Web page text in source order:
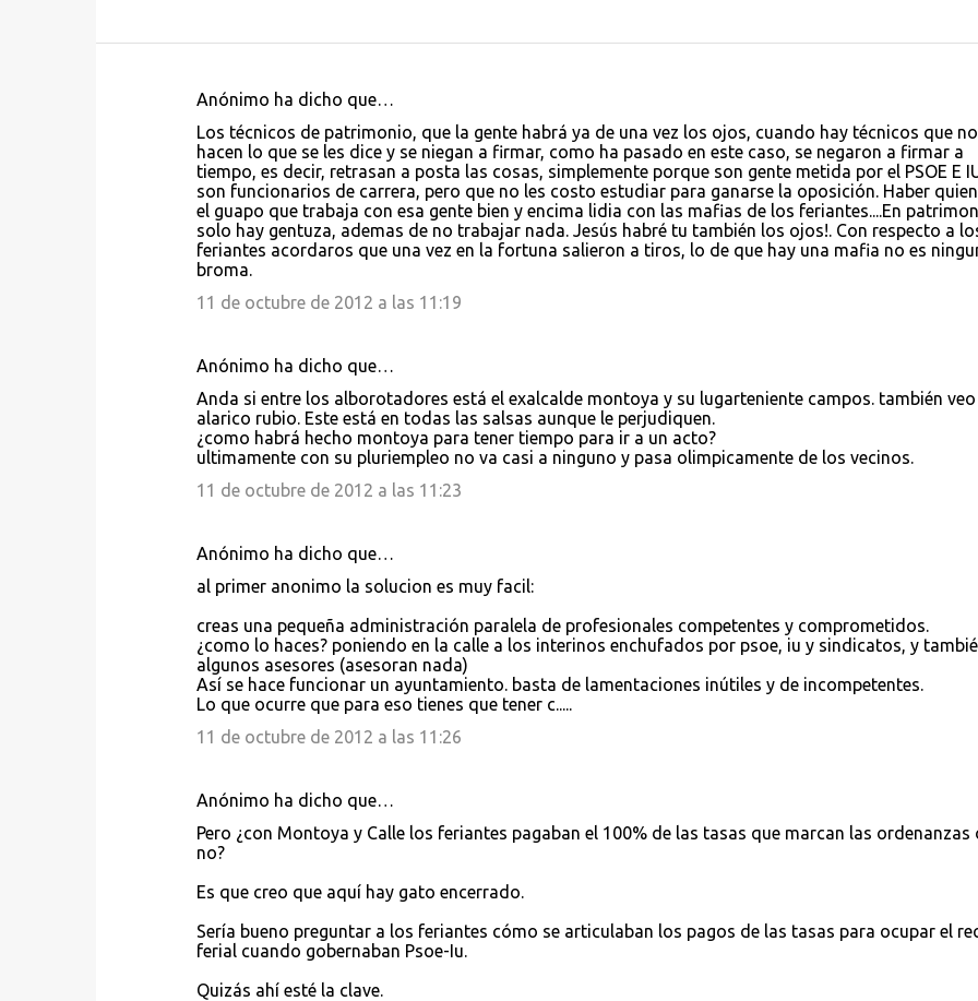
Anónimo ha dicho que…
Los técnicos de patrimonio, que la gente habrá ya de una vez los ojos, cuando hay técnicos que no
hacen lo que se les dice y se niegan a firmar, como ha pasado en este caso, se negaron a firmar a
tiempo, es decir, retrasan a posta las cosas, simplemente porque son gente metida por el PSOE E
son funcionarios de carrera, pero que no les costo estudiar para ganarse la oposición. Haber
el guapo que trabaja con esa gente bien y encima lidia con las mafias de los feriantes....En
solo hay gentuza, ademas de no trabajar nada. Jesús habré tu también los ojos!. Con respecto a
feriantes acordaros que una vez en la fortuna salieron a tiros, lo de que hay una mafia no es
broma.
11 de octubre de 2012 a las 11:19
Anónimo ha dicho que…
Anda si entre los alborotadores está el exalcalde montoya y su lugarteniente campos. también veo
alarico rubio. Este está en todas las salsas aunque le perjudiquen.
¿como habrá hecho montoya para tener tiempo para ir a un acto?
ultimamente con su pluriempleo no va casi a ninguno y pasa olimpicamente de los vecinos.
11 de octubre de 2012 a las 11:23
Anónimo ha dicho que…
al primer anonimo la solucion es muy facil:
creas una pequeña administración paralela de profesionales competentes y comprometidos.
¿como lo haces? poniendo en la calle a los interinos enchufados por psoe, iu y sindicatos, y
algunos asesores (asesoran nada)
Así se hace funcionar un ayuntamiento. basta de lamentaciones inútiles y de incompetentes.
Lo que ocurre que para eso tienes que tener c.....
11 de octubre de 2012 a las 11:26
Anónimo ha dicho que…
Pero ¿con Montoya y Calle los feriantes pagaban el 100% de las tasas que marcan las ordenanzas
no?
Es que creo que aquí hay gato encerrado.
Sería bueno preguntar a los feriantes cómo se articulaban los pagos de las tasas para ocupar el
ferial cuando gobernaban Psoe-Iu.
Quizás ahí esté la clave.